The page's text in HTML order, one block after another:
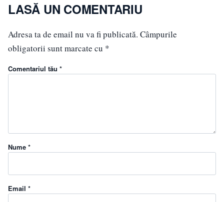
LASĂ UN COMENTARIU
Adresa ta de email nu va fi publicată. Câmpurile
obligatorii sunt marcate cu *
Comentariul tău *
Nume *
Email *